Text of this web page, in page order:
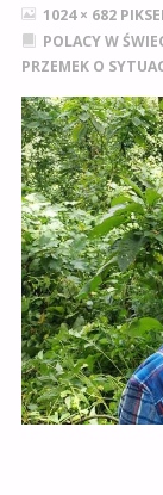
PEŁNY
ROZMIAR
1024 × 682
POLACY W
PRZEMEK O